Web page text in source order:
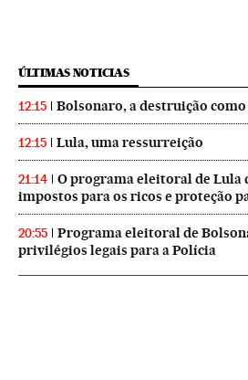
ÚLTIMAS NOTICIAS
12:15 Bolsonaro, a destruição
12:15 Lula, uma ressurreição
21:14
O programa eleitoral de Lula
impostos para os ricos e proteção
20:55
Programa eleitoral de
privilégios legais para a Polícia